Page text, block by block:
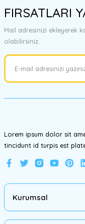
tarafımıza iletebilirsiniz.
Görüş ve önerileriniz için
Ürün resmi kalitesiz,
Ürün bilgilerinde
FIRSATLARI
Mail adresinizi ekleyerek
olabilirsiniz.
Lorem ipsum dolor sit
tincidunt id turpis est
Kurumsal